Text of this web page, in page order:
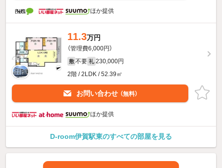
ほか提供
11.3万円
（管理費6,000円）
敷 不要 礼 230,000円
2階 / 2LDK / 52.39㎡
お問い合わせ （無料）
ほか提供
D-room伊賀駅東のすべての部屋を見る